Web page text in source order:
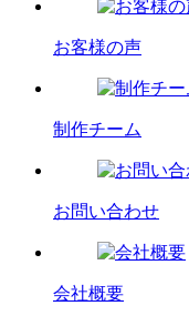
お客様の声
制作チーム
お問い合わせ
会社概要